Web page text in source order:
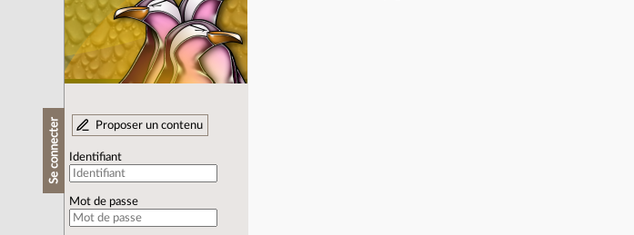
Se connecter Proposer un contenu
Identifiant
Mot de passe